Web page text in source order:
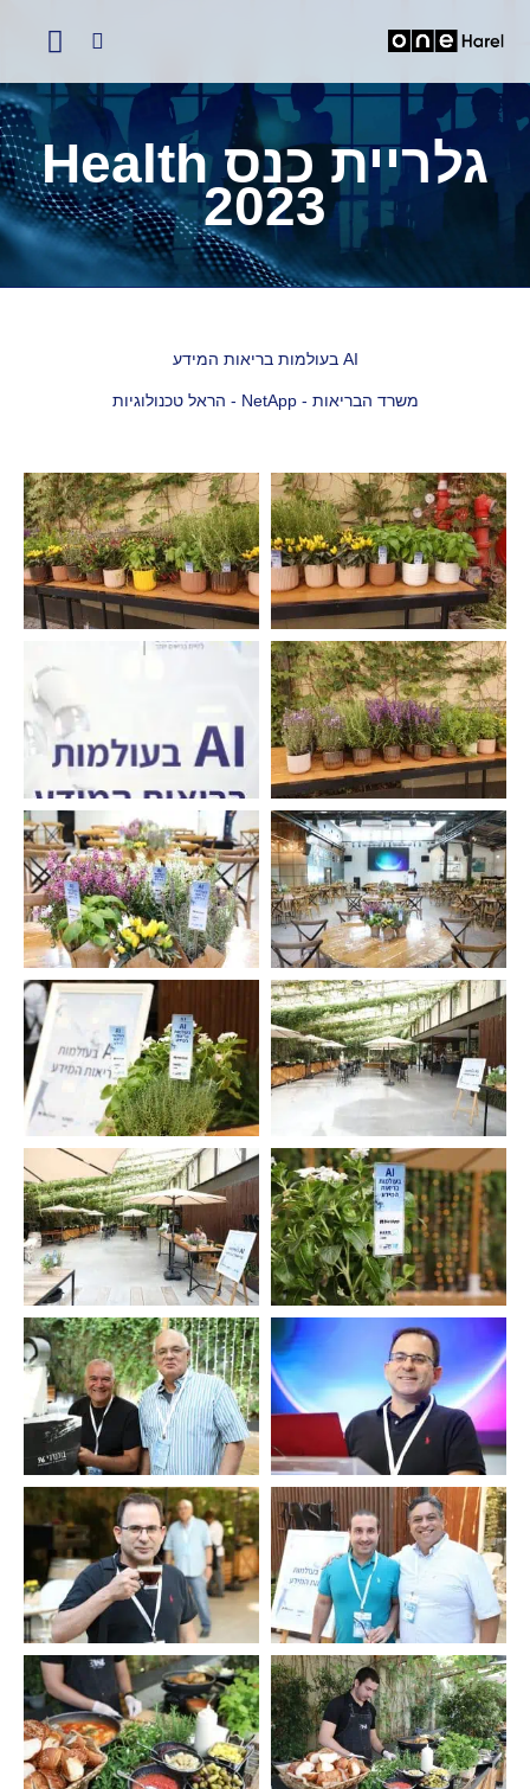
גלריית כנס Health
2023
AI בעולמות בריאות המידע
משרד הבריאות - NetApp - הראל טכנולוגיות